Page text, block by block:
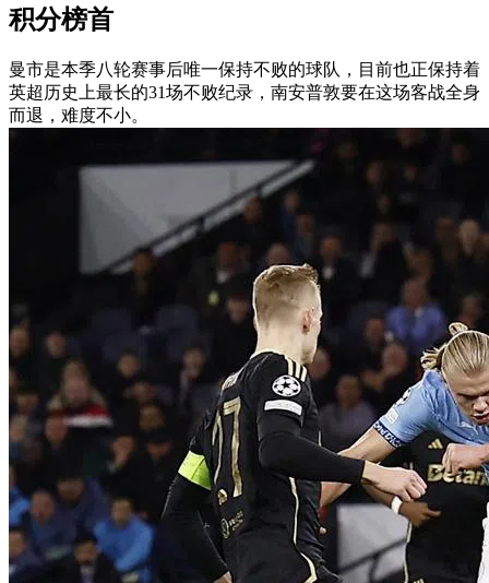
积分榜首
曼市是本季八轮赛事后唯一保持不败的球队，目前也正保持着
英超历史上最长的31场不败纪录，南安普敦要在这场客战全身
而退，难度不小。